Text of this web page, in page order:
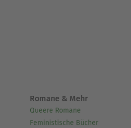
Romane & Mehr
Queere Romane
Feministische Bücher